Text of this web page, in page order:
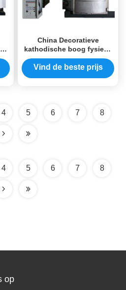
China Decoratieve
kathodische boog fysieke
damp afzetting apparatuur
Vind de beste prijs
4 5 6 7 8
4 5 6 7 8
op